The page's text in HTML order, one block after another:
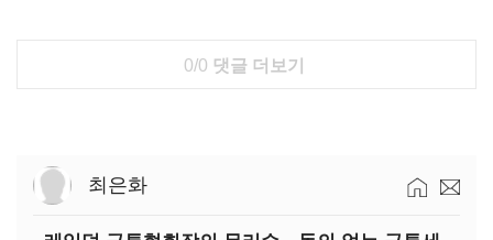
0/0 댓글 더보기
최은화